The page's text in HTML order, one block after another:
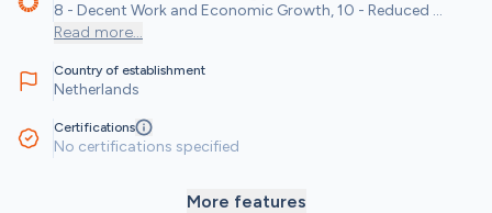
8 - Decent Work and Economic Growth, 10 - Reduced
Inequalities
Read more...
Country of establishment
Netherlands
Certifications
No certifications specified
More features